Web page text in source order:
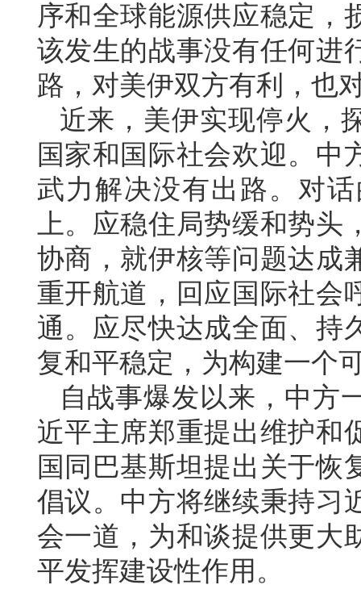
序和全球能源供应稳定，
该发生的战事没有任何进
路，对美伊双方有利，也
近来，美伊实现停火，
国家和国际社会欢迎。中
武力解决没有出路。对
上。应稳住局势缓和势
协商，就伊核等问题达成
重开航道，回应国际社会
通。应尽快达成全面、持
复和平稳定，为构建一个
自战事爆发以来，中方
近平主席郑重提出维护和
国同巴基斯坦提出关于恢
倡议。中方将继续秉持习
会一道，为和谈提供更大
平发挥建设性作用。